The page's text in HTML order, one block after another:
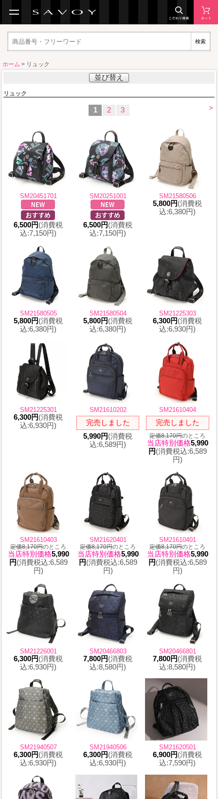
検索
ホーム > リュック
並び替え
リュック
>
1 2 3
SM20451701
6,500円(消費税
込:7,150円)
SM20251001
6,500円(消費税
込:7,150円)
SM21580506
5,800円(消費税
込:6,380円)
SM21580505
5,800円(消費税
込:6,380円)
SM21580504
5,800円(消費税
込:6,380円)
SM21225303
6,300円(消費税
込:6,930円)
SM21225301
6,300円(消費税
込:6,930円)
SM21610202
完売しました
5,990円(消費税
込:6,589円)
SM21610404
完売しました
定価8,170円のところ
当店特別価格5,990
円(消費税込:6,589
円)
SM21610403
定価8,170円のところ
当店特別価格5,990
円(消費税込:6,589
円)
SM21620401
定価8,170円のところ
当店特別価格5,990
円(消費税込:6,589
円)
SM21610401
定価8,170円のところ
当店特別価格5,990
円(消費税込:6,589
円)
SM21226001
6,300円(消費税
込:6,930円)
SM20466803
7,800円(消費税
込:8,580円)
SM20466801
7,800円(消費税
込:8,580円)
SM21940507
6,300円(消費税
込:6,930円)
SM21940506
6,300円(消費税
込:6,930円)
SM21620501
6,900円(消費税
込:7,590円)